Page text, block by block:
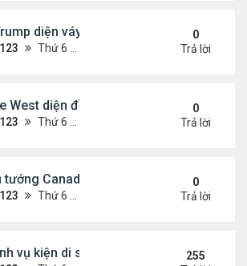
diện váy hở eo táo bạo, khoe vòng
Thứ 6 Tháng 7 31, 2026 6:29 pm
0
Trả lời
West diện đồ xẻ bạo, dự tiệc ở đảo Ibiza
Thứ 6 Tháng 7 31, 2026 6:26 pm
0
Trả lời
tướng Canada đắm đuối khóa môi Katy
Thứ 6 Tháng 7 31, 2026 6:20 pm
0
Trả lời
vụ kiện di sản CNS VŨ LINH
255